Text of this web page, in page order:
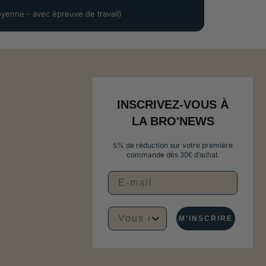
- avec épreuve de travail)
INSCRIVEZ-VOUS À
LA BRO'NEWS
5% de réduction sur votre première
commande dès 30€ d'achat.
Vous êtes plutôt...
M’INSCRIRE